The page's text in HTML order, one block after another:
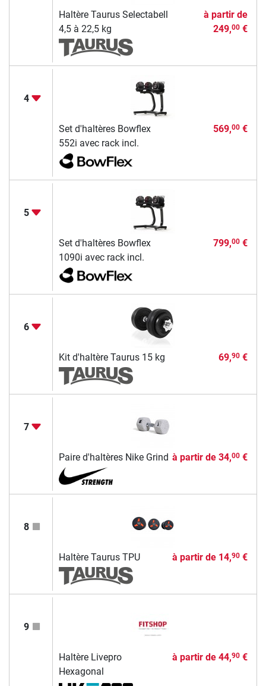
Haltère Taurus Selectabell
4,5 à 22,5 kg
à partir de
249,00€
4
Set d'haltères Bowflex
552i avec rack incl.
569,00€
5
Set d'haltères Bowflex
1090i avec rack incl.
799,00€
6
Kit d'haltère Taurus 15 kg 69,90€
7
Paire d'haltères Nike Grind à partir de 34,00€
8
Haltère Taurus TPU à partir de 14,90€
9
Haltère Livepro
Hexagonal
à partir de 44,90€